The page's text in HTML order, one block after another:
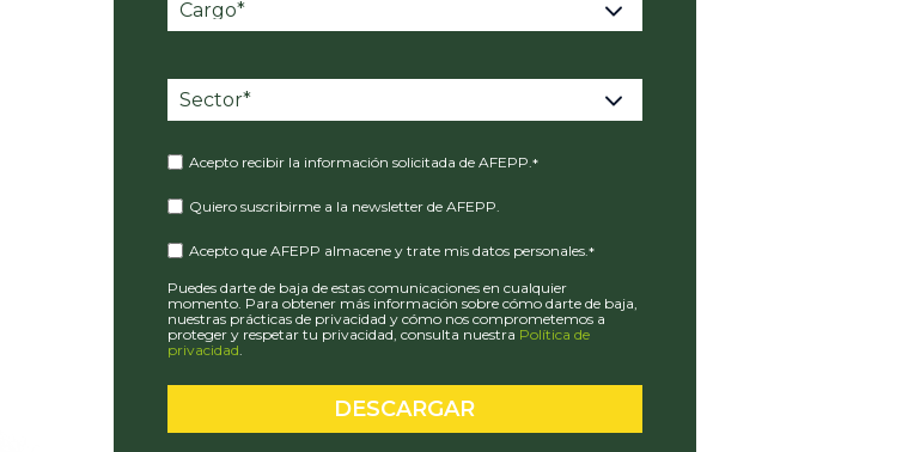
Acepto recibir la información solicitada de AFEPP.*
Quiero suscribirme a la newsletter de AFEPP.
Acepto que AFEPP almacene y trate mis datos personales.*
Puedes darte de baja de estas comunicaciones en cualquier
momento. Para obtener más información sobre cómo darte de baja,
nuestras prácticas de privacidad y cómo nos comprometemos a
proteger y respetar tu privacidad, consulta nuestra Política de
privacidad.